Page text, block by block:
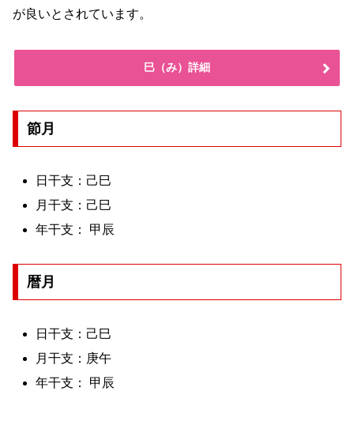
が良いとされています。
巳（み）詳細
節月
日干支：己巳
月干支：己巳
年干支： 甲辰
暦月
日干支：己巳
月干支：庚午
年干支： 甲辰